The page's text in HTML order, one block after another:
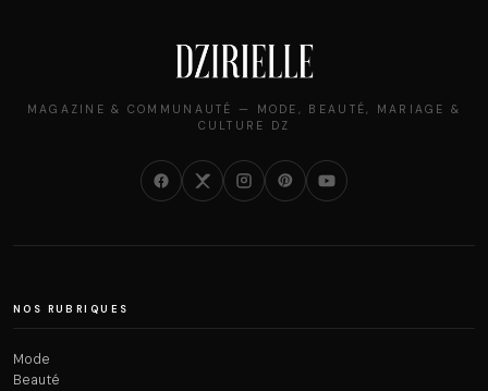
MAGAZINE & COMMUNAUTÉ — MODE, BEAUTÉ, MARIAGE &
CULTURE DZ
NOS RUBRIQUES
Mode
Beauté